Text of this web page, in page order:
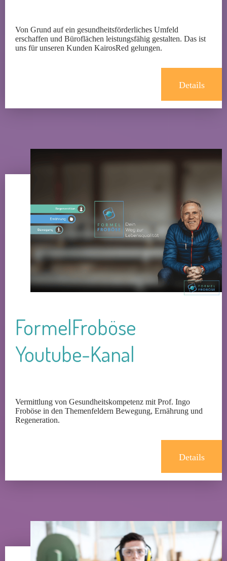
Von Grund auf ein gesundheitsförderliches Umfeld
erschaffen und Büroflächen leistungsfähig gestalten. Das ist
uns für unseren Kunden KairosRed gelungen.
Details
FormelFroböse
Youtube-Kanal
Vermittlung von Gesundheitskompetenz mit Prof. Ingo
Froböse in den Themenfeldern Bewegung, Ernährung und
Regeneration.
Details